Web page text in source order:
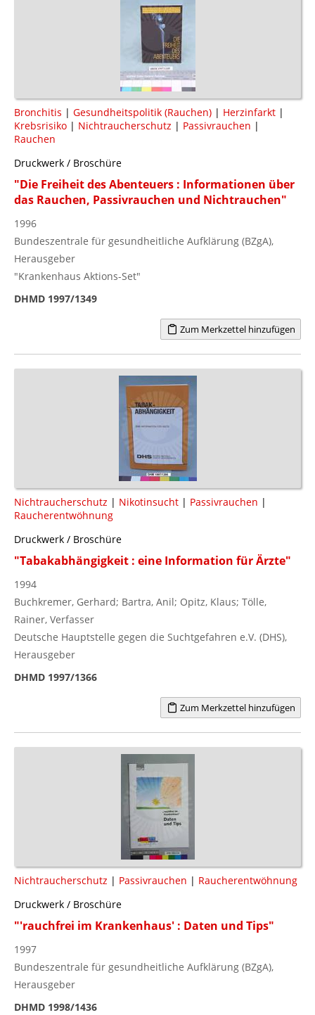
Bronchitis | Gesundheitspolitik (Rauchen) | Herzinfarkt |
Krebsrisiko | Nichtraucherschutz | Passivrauchen |
Rauchen
Druckwerk / Broschüre
"Die Freiheit des Abenteuers : Informationen über
das Rauchen, Passivrauchen und Nichtrauchen"
1996
Bundeszentrale für gesundheitliche Aufklärung (BZgA),
Herausgeber
"Krankenhaus Aktions-Set"
DHMD 1997/1349
Zum Merkzettel hinzufügen
Nichtraucherschutz | Nikotinsucht | Passivrauchen |
Raucherentwöhnung
Druckwerk / Broschüre
"Tabakabhängigkeit : eine Information für Ärzte"
1994
Buchkremer, Gerhard; Bartra, Anil; Opitz, Klaus; Tölle,
Rainer, Verfasser
Deutsche Hauptstelle gegen die Suchtgefahren e.V. (DHS),
Herausgeber
DHMD 1997/1366
Zum Merkzettel hinzufügen
Nichtraucherschutz | Passivrauchen | Raucherentwöhnung
Druckwerk / Broschüre
"'rauchfrei im Krankenhaus' : Daten und Tips"
1997
Bundeszentrale für gesundheitliche Aufklärung (BZgA),
Herausgeber
DHMD 1998/1436